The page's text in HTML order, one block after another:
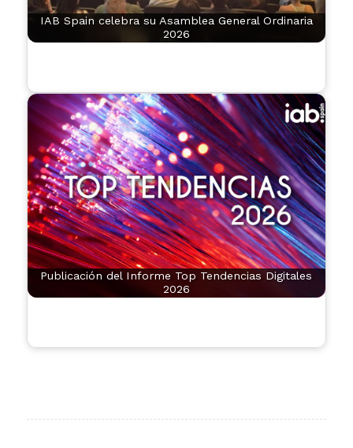
IAB Spain celebra su Asamblea General Ordinaria
2026
Publicación del Informe Top Tendencias Digitales
2026